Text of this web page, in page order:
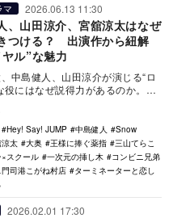
マ 2026.06.13 11:30
、山田涼介、宮舘涼太はなぜ
つける？ 出演作から紐解
ヤル”な魅力
中島健人、山田涼介が演じる“ロ
役にはなぜ説得力があるのか。ア
Hey! Say! JUMP 中島健人
Snow
太 大奥 王様に捧ぐ薬指
三山てらこ
スクール
一次元の挿し木
コンビニ兄弟
司港こがね村店
ターミネーターと恋し
2026.02.01 17:30